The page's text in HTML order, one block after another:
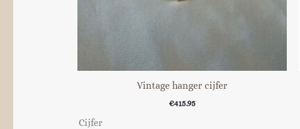
Vintage hanger cijfer
€415.95
Cijfer